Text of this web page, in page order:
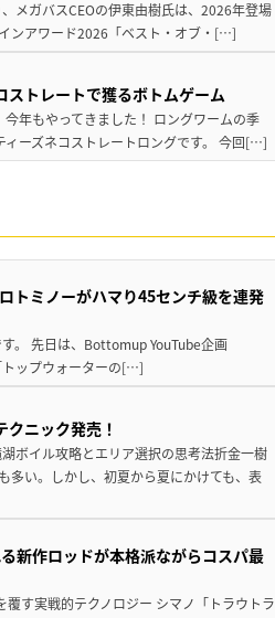
メガバスCEOの伊東由樹氏は、2026年登場
ンアワード2026「ベスト・オブ・[…]
トレートで獲るボトムゲーム
年もやってきました！ ロングワームの季
ーズネコストレートロングです。 今回[…]
トミノーがハマり45センチ級を連発
。 先日は、Bottomup YouTube企画
トップウォーターの[…]
クニック発売！
ボイル攻略とエリア選択の思考法折金一樹
多い。しかし、初夏から夏にかけても、表
新作ロッドが本格派ながらコスパ最
す実戦的テクノロジー シマノ「トラウトラ